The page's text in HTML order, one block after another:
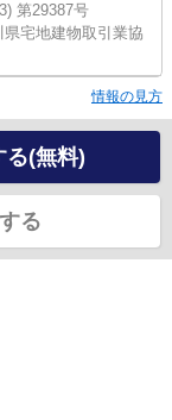
第29387号
県宅地建物取引業協
情報の見方
る(無料)
る